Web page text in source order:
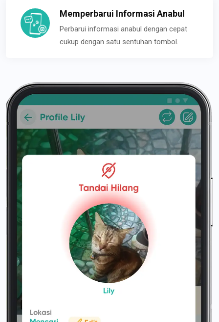
Memperbarui Informasi Anabul
Perbarui informasi anabul dengan cepat
cukup dengan satu sentuhan tombol.